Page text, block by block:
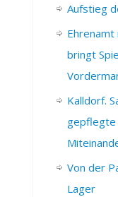
Aufstieg
bringt
Kalldorf.
gepflegte
Von der
Lager